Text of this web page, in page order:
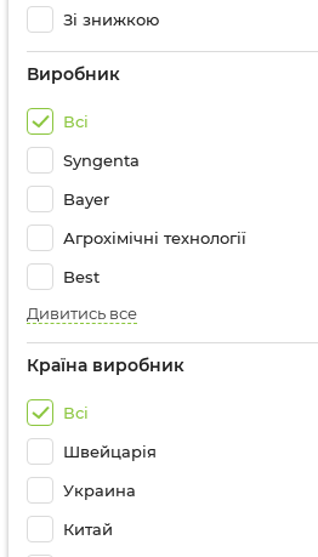
Зі знижкою
Виробник
Всі
Syngenta
Bayer
Агрохімічні технології
Best
Дивитись все
Країна виробник
Всі
Швейцарія
Украина
Китай